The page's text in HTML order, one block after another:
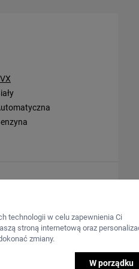
technologii w celu zapewnienia Ci
stroną internetową oraz
zmiany.
W porządku